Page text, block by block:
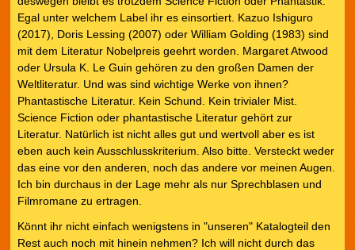
Egal unter welchem Label ihr es einsortiert. Kazuo Ishiguro
(2017), Doris Lessing (2007) oder William Golding (1983) sind
mit dem Literatur Nobelpreis geehrt worden. Margaret Atwood
oder Ursula K. Le Guin gehören zu den großen Damen der
Weltliteratur. Und was sind wichtige Werke von ihnen?
Phantastische Literatur. Kein Schund. Kein trivialer Mist.
Science Fiction oder phantastische Literatur gehört zur
Literatur. Natürlich ist nicht alles gut und wertvoll aber es ist
eben auch kein Ausschlusskriterium. Also bitte. Versteckt weder
das eine vor den anderen, noch das andere vor meinen Augen.
Ich bin durchaus in der Lage mehr als nur Sprechblasen und
Filmromane zu ertragen.
Könnt ihr nicht einfach wenigstens in "unseren" Katalogteil den
Rest auch noch mit hinein nehmen? Ich will nicht durch das